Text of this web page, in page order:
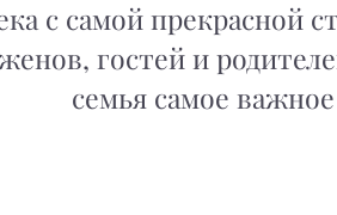
с самой прекрасной
гостей и
семья самое